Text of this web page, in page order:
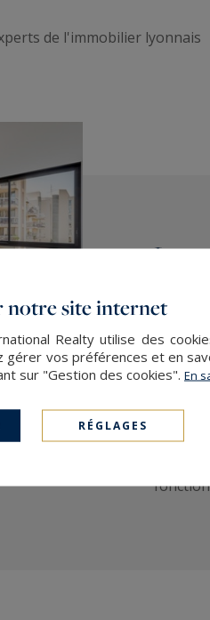
de l'immobilier lyonnais
Au
De
notre site internet
Realty utilise des
gérer vos préférences et en
sur "Gestion des cookies". En
RÉGLAGES